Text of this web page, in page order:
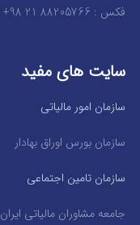
فکس : 88205766 21 98+
سایت های مفید
سازمان امور مالیاتی
سازمان بورس اوراق بهادار
سازمان تامین اجتماعی
جامعه مشاوران مالیاتی ایران